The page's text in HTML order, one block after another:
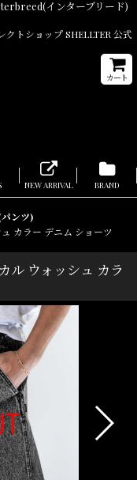
インターブリード)
トショップ SHELLTER 公式
カート
NEW ARRIVAL BRAND
ンツ)
カラー デニム ショーツ
ル ウォッシュ カラ